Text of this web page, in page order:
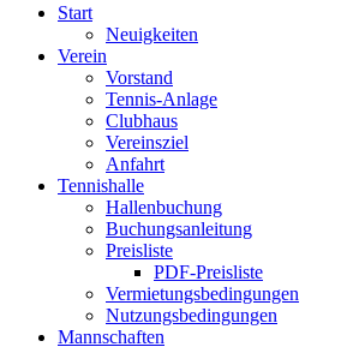
Start
Neuigkeiten
Verein
Vorstand
Tennis-Anlage
Clubhaus
Vereinsziel
Anfahrt
Tennishalle
Hallenbuchung
Buchungsanleitung
Preisliste
PDF-Preisliste
Vermietungsbedingungen
Nutzungsbedingungen
Mannschaften